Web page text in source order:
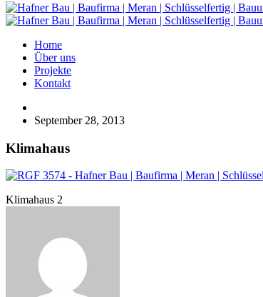
Home
Über uns
Projekte
Kontakt
September 28, 2013
Klimahaus
Klimahaus 2